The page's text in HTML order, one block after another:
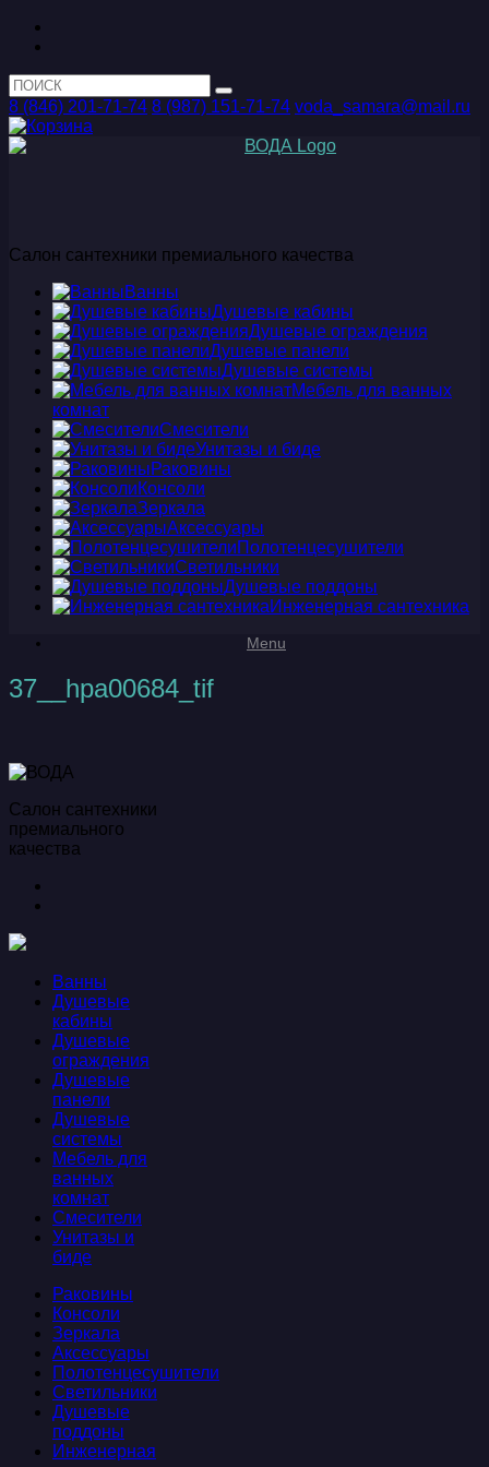
8 (846) 201-71-74 8 (987) 151-71-74 voda_samara@mail.ru
Салон сантехники премиального качества
Ванны
Душевые кабины
Душевые ограждения
Душевые панели
Душевые системы
Мебель для ванных
комнат
Смесители
Унитазы и биде
Раковины
Консоли
Зеркала
Аксессуары
Полотенцесушители
Светильники
Душевые поддоны
Инженерная сантехника
Menu
37__hpa00684_tif
Салон сантехники
премиального
качества
Ванны
Душевые
кабины
Душевые
ограждения
Душевые
панели
Душевые
системы
Мебель для
ванных
комнат
Смесители
Унитазы и
биде
Раковины
Консоли
Зеркала
Аксессуары
Полотенцесушители
Светильники
Душевые
поддоны
Инженерная